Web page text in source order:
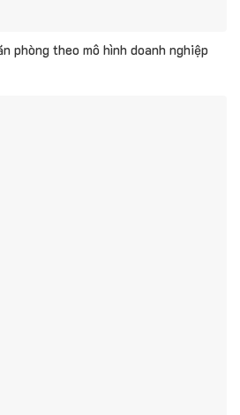
phòng theo mô hình doanh nghiệp